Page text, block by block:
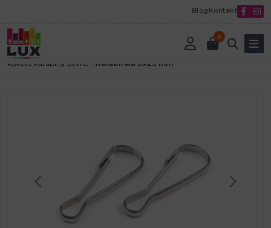
Blog Kontakt
0
Úvod
kovové karabíny pevné
Karabínka 8x23 mm